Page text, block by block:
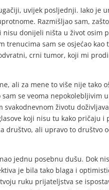
uvijek posljednji. Iako je
Razmišljao sam,
donijeli ništa u život osim
sam se osjećao kao
crni tumor, koji mi
ali za mene to više nije tako
se veoma nepokolebljivim
životu
koji nisu tu kako pričaju i
društvo, ali upravo to društvo
jednu posebnu dušu. Dok
je bila tako blaga i
ruku prijateljstva se